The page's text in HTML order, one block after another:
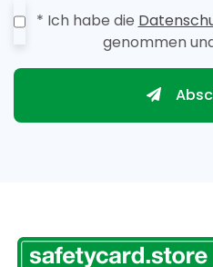
* Ich habe die
genommen